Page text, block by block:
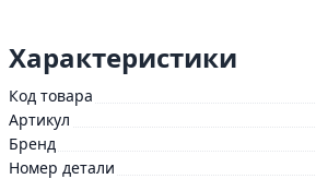
Характеристики
Код товара
Артикул
Бренд
Номер детали